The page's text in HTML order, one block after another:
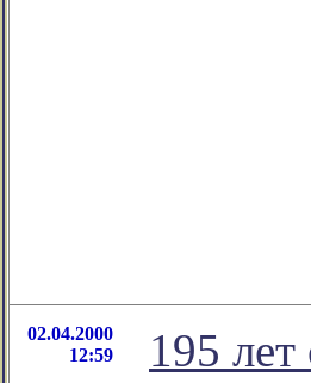
02.04.2000
12:59
195